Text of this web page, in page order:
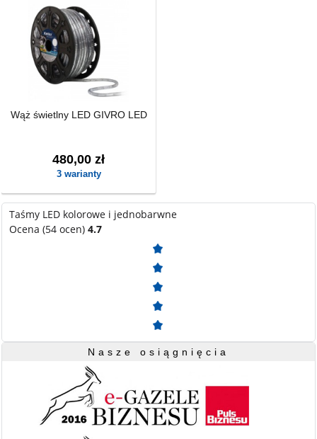
Wąż świetlny LED GIVRO LED
480,00 zł
3 warianty
Taśmy LED kolorowe i jednobarwne
Ocena (54 ocen)4.7
Nasze osiągnięcia